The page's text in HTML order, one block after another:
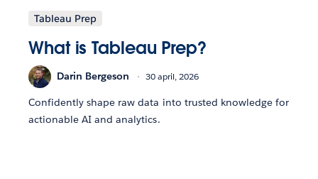
Tableau Prep
What is Tableau Prep?
Darin Bergeson 30 april, 2026
Confidently shape raw data into trusted knowledge for
actionable AI and analytics.